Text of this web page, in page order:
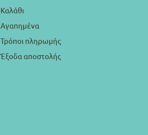
Καλάθι
Αγαπημένα
Τρόποι πληρωμής
Έξοδα αποστολής